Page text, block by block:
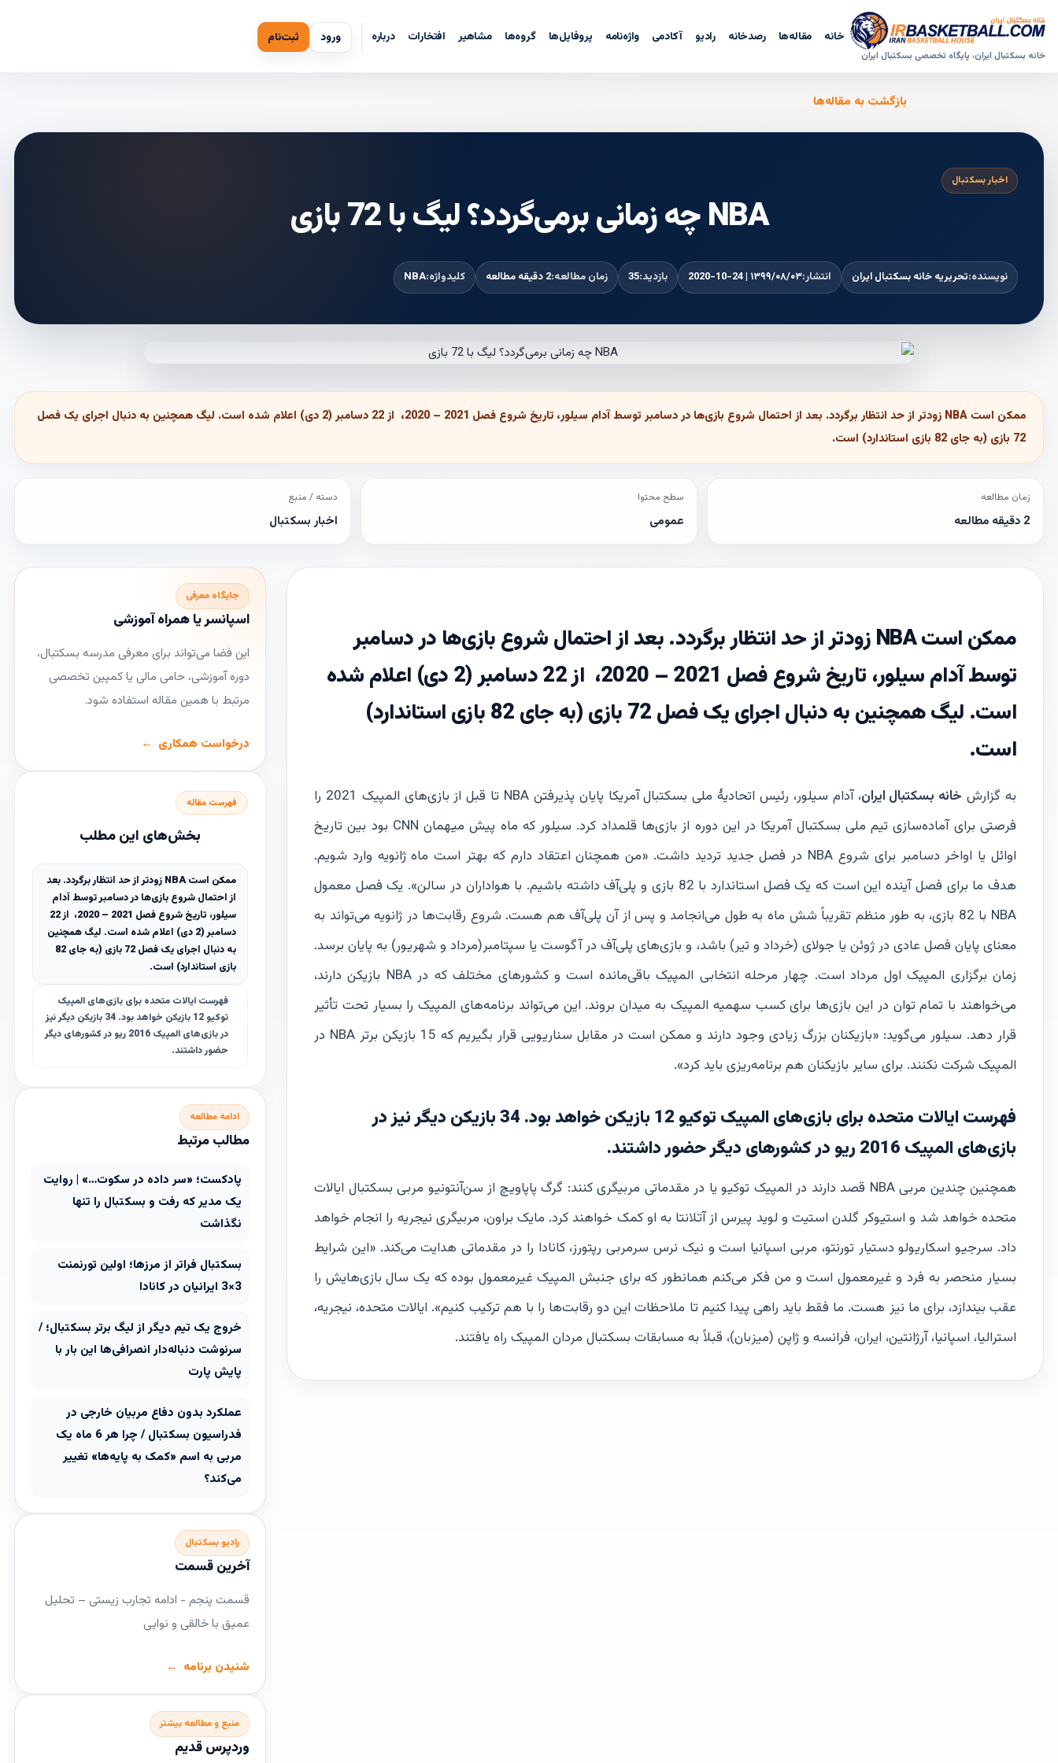
خانه بسکتبال ایران، پایگاه تخصصی بسکتبال ایران
خانه مقاله‌ها رصدخانه رادیو آکادمی واژه‌نامه پروفایل‌ها گروه‌ها مشاهیر افتخارات درباره ورود ثبت‌نام
بازگشت به مقاله‌ها
اخبار بسکتبال
NBA چه زمانی برمی‌گردد؟ لیگ با 72 بازی
نویسنده:تحریریه خانه بسکتبال ایران انتشار:۱۳۹۹/۰۸/۰۳ | 2020-10-24 بازدید:35 زمان مطالعه:2 دقیقه مطالعه کلیدواژه:NBA
ممکن است NBA زودتر از حد انتظار برگردد. بعد از احتمال شروع بازی‌ها در دسامبر توسط آدام سیلور، تاریخ شروع فصل 2021 – 2020، از 22 دسامبر (2 دی) اعلام شده است. لیگ همچنین به دنبال اجرای یک فصل
72 بازی (به جای 82 بازی استاندارد) است.
زمان مطالعه
2 دقیقه مطالعه
سطح محتوا
عمومی
دسته / منبع
اخبار بسکتبال
ممکن است NBA زودتر از حد انتظار برگردد. بعد از احتمال شروع بازی‌ها در دسامبر
توسط آدام سیلور، تاریخ شروع فصل 2021 – 2020، از 22 دسامبر (2 دی) اعلام شده
است. لیگ همچنین به دنبال اجرای یک فصل 72 بازی (به جای 82 بازی استاندارد)
است.
به گزارش خانه بسکتبال ایران
، آدام سیلور، رئیس اتحادیۀ ملی بسکتبال آمریکا پایان پذیرفتن NBA تا قبل از بازی‌های المپیک 2021 را
فرصتی برای آماده‌سازی تیم ملی بسکتبال آمریکا در این دوره از بازی‌ها قلمداد کرد. سیلور که ماه پیش میهمان ‌CNN بود بین تاریخ
اوائل یا اواخر دسامبر برای شروع NBA در فصل جدید تردید داشت. «من همچنان اعتقاد دارم که بهتر است ماه ژانویه وارد شویم.
هدف ما برای فصل آینده این است که یک فصل استاندارد با 82 بازی و پلی‌آف داشته باشیم. با هواداران در سالن». یک فصل معمول
NBA با 82 بازی، به طور منظم تقریباً شش ماه به طول می‌انجامد و پس از آن پلی‌آف هم هست. شروع رقابت‌ها در ژانویه می‌تواند به
معنای پایان فصل عادی در ژوئن یا جولای (خرداد و تیر) باشد، و بازی‌های پلی‌آف در آگوست یا سپتامبر(مرداد و شهریور) به پایان برسد.
زمان برگزاری المپیک اول مرداد است. چهار مرحله انتخابی المپیک باقی‌مانده است و کشورهای مختلف که در NBA بازیکن دارند،
می‌خواهند با تمام توان در این بازی‌ها برای کسب سهمیه المپیک به میدان بروند. این می‌تواند برنامه‌های المپیک را بسیار تحت تأثیر
قرار دهد. سیلور می‌گوید: «بازیکنان بزرگ زیادی وجود دارند و ممکن است در مقابل سناریویی قرار بگیریم که 15 بازیکن برتر NBA در
المپیک شرکت نکنند. برای سایر بازیکنان هم برنامه‌ریزی باید کرد».
فهرست ایالات متحده برای بازی‌های المپیک توکیو 12 بازیکن خواهد بود. 34 بازیکن دیگر نیز در
بازی‌های المپیک 2016 ریو در کشورهای دیگر حضور داشتند.
همچنین چندین مربی NBA قصد دارند در المپیک توکیو یا در مقدماتی مربیگری کنند: گرگ پاپاویچ از سن‌آنتونیو مربی بسکتبال ایالات
متحده خواهد شد و استیوکر گلدن استیت و لوید پیرس از آتلانتا به او کمک خواهند کرد. مایک براون، مربیگری نیجریه را انجام خواهد
داد. سرجیو اسکاریولو دستیار تورنتو، مربی اسپانیا است و نیک نرس سرمربی رپتورز، کانادا را در مقدماتی هدایت می‌کند. «این شرایط
بسیار منحصر به فرد و غیرمعمول است و من فکر می‌کنم همانطور که برای جنبش المپیک غیرمعمول بوده که یک سال بازی‌هایش را
عقب بیندازد، برای ما نیز هست. ما فقط باید راهی پیدا کنیم تا ملاحظات این دو رقابت‌ها را با هم ترکیب کنیم». ایالات متحده، نیجریه،
استرالیا، اسپانیا، آرژانتین، ایران، فرانسه و ژاپن (میزبان)، قبلاً به مسابقات بسکتبال مردان المپیک راه یافتند.
جایگاه معرفی
اسپانسر یا همراه آموزشی
این فضا می‌تواند برای معرفی مدرسه بسکتبال،
دوره آموزشی، حامی مالی یا کمپین تخصصی
مرتبط با همین مقاله استفاده شود.
درخواست همکاری
فهرست مقاله
بخش‌های این مطلب
ممکن است NBA زودتر از حد انتظار برگردد. بعد
از احتمال شروع بازی‌ها در دسامبر توسط آدام
سیلور، تاریخ شروع فصل 2021 – 2020، از 22
دسامبر (2 دی) اعلام شده است. لیگ همچنین
به دنبال اجرای یک فصل 72 بازی (به جای 82
بازی استاندارد) است.
فهرست ایالات متحده برای بازی‌های المپیک
توکیو 12 بازیکن خواهد بود. 34 بازیکن دیگر نیز
در بازی‌های المپیک 2016 ریو در کشورهای دیگر
حضور داشتند.
ادامه مطالعه
مطالب مرتبط
پادکست؛ «سر داده در سکوت…» | روایت
یک مدیر که رفت و بسکتبال را تنها
نگذاشت
بسکتبال فراتر از مرزها؛ اولین تورنمنت
3×3 ایرانیان در کانادا
خروج یک تیم دیگر از لیگ برتر بسکتبال؛ /
سرنوشت دنباله‌دار انصرافی‌ها این بار با
پایش پارت
عملکرد بدون دفاع مربیان خارجی در
فدراسیون بسکتبال / چرا هر 6 ماه یک
مربی به اسم «کمک به پایه‌ها» تغییر
می‌کند؟
رادیو بسکتبال
آخرین قسمت
قسمت پنجم - ادامه تجارب زیستی – تحلیل
عمیق با خالقی و نوایی
شنیدن برنامه
منبع و مطالعه بیشتر
وردپرس قدیم